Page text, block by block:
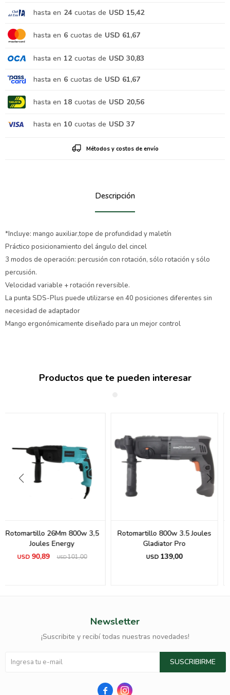
hasta en 24 cuotas de USD 15,42
hasta en 6 cuotas de USD 61,67
hasta en 12 cuotas de USD 30,83
hasta en 6 cuotas de USD 61,67
hasta en 18 cuotas de USD 20,56
hasta en 10 cuotas de USD 37
Métodos y costos de envío
Descripción
*Incluye: mango auxiliar,tope de profundidad y maletín
Práctico posicionamiento del ángulo del cincel
3 modos de operación: percusión con rotación, sólo rotación y sólo
percusión.
Velocidad variable + rotación reversible.
La punta SDS-Plus puede utilizarse en 40 posiciones diferentes sin
necesidad de adaptador
Mango ergonómicamente diseñado para un mejor control
Productos que te pueden interesar
Rotomartillo 800w 3.5 Joules
Gladiator Pro
USD 139,00
Martillo demoledor 14 joules
1200W 5Kg Sds Max Neo
Next
Newsletter
¡Suscribite y recibí todas nuestras novedades!
SUSCRIBIRME
 